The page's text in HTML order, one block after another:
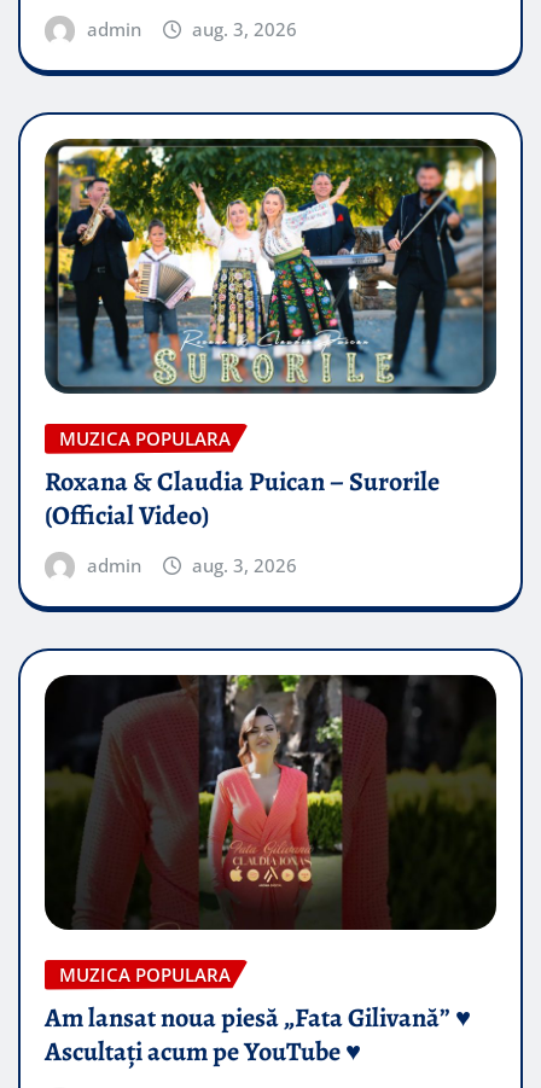
admin aug. 3, 2026
MUZICA POPULARA
Roxana & Claudia Puican – Surorile
(Official Video)
admin aug. 3, 2026
MUZICA POPULARA
Am lansat noua piesă „Fata Gilivană” ♥️
Ascultați acum pe YouTube ♥️